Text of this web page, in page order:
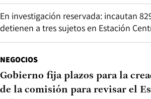
En investigación reservada: incautan
detienen a tres sujetos en Estación
NEGOCIOS
Gobierno fija plazos para la
de la comisión para revisar el